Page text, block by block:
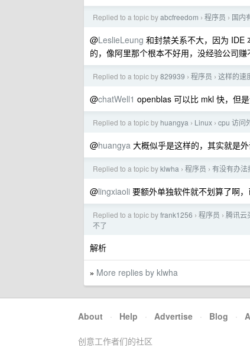
Replied to a topic byabcfreedom › 程序员 › 国内
@LeslieLeung 和封禁关系不大，因为 IDE
的，像阿里那个根本不好用，没经验公司赚
Replied to a topic by829939 › 程序员 › 这样的速
@chatWell1 openblas 可以比 mkl 快，但
Replied to a topic by huangya › Linux › cpu 访问
@huangya 大概似乎是这样的，其实就是
Replied to a topic byklwha › 程序员 › 有没有办
@lingxiaoli 要额外单独软件就不划算了啊
Replied to a topic byfrank1256 › 程序员 › 腾讯云
不了
解析
» More replies by klwha
About · Help · Advertise · Blog ·
创意工作者们的社区